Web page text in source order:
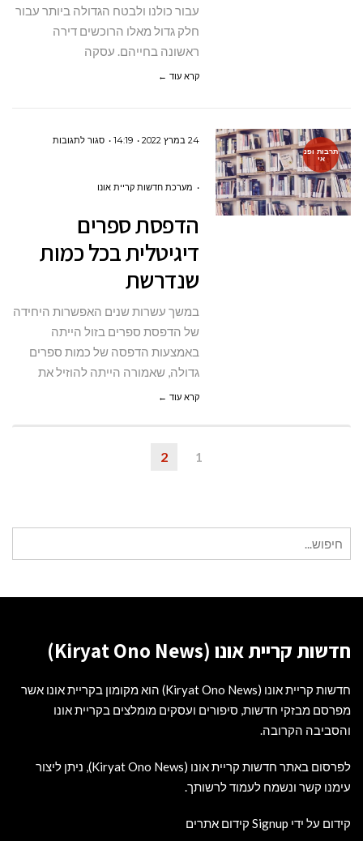
עבור כולנו ולבטח הגדולה ביותר עבור
חלק גדול מאלו הרוכשים דירה
ראשונה בחייהם. עסקה
קרא עוד ←
תרבות ופנ
אי
24 במרץ 2022 14:19 סגור לתגובותעל
כמות
מערכת חדשות קריית אונו
הדפסת ספרים
דיגיטלית בכל כמות
שנדרשת
במשך עשרות שנים האפשרות היחידה
של הדפסת ספרים בזול הייתה
באמצעות הדפסה של כמות ספרים
גדולה, שאמורה הייתה להוזיל את
קרא עוד ←
1
2
עבור:
חדשות קריית אונו (Kiryat Ono News)
חדשות קריית אונו (Kiryat Ono News) הוא מקומון בקריית אונו אשר
מפרסם מבזקי חדשות, סיפורים ועסקים מומלצים בקריית אונו
והסביבה הקרובה.
לפרסום באתר חדשות קריית אונו (Kiryat Ono News), ניתן ליצור
עימנו קשר ונשמח לעמוד לרשותך.
קידום על ידי Signup קידום אתרים